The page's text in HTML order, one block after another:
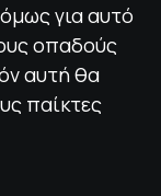
για αυτό
οπαδούς
αυτή θα
παίκτες